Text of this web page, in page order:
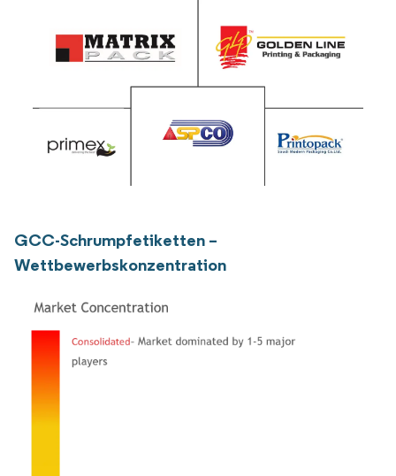
GCC-Schrumpfetiketten –
Wettbewerbskonzentration